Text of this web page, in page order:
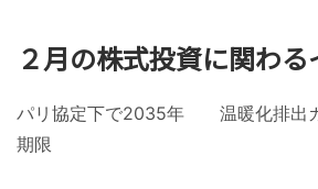
２月の株式投資に関わる
パリ協定下で2035年 温暖化排出
期限